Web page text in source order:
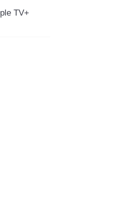
TV+